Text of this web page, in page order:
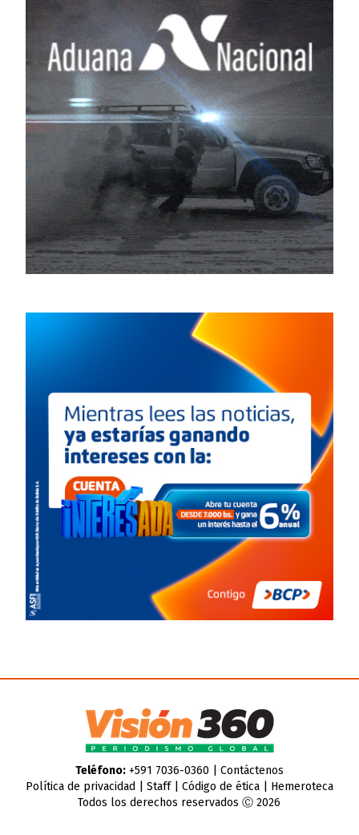
Teléfono:+591 7036-0360 | Contáctenos
Política de privacidad
Staff| Código de ética| Hemeroteca
Todos los derechos reservados Ⓒ 2026